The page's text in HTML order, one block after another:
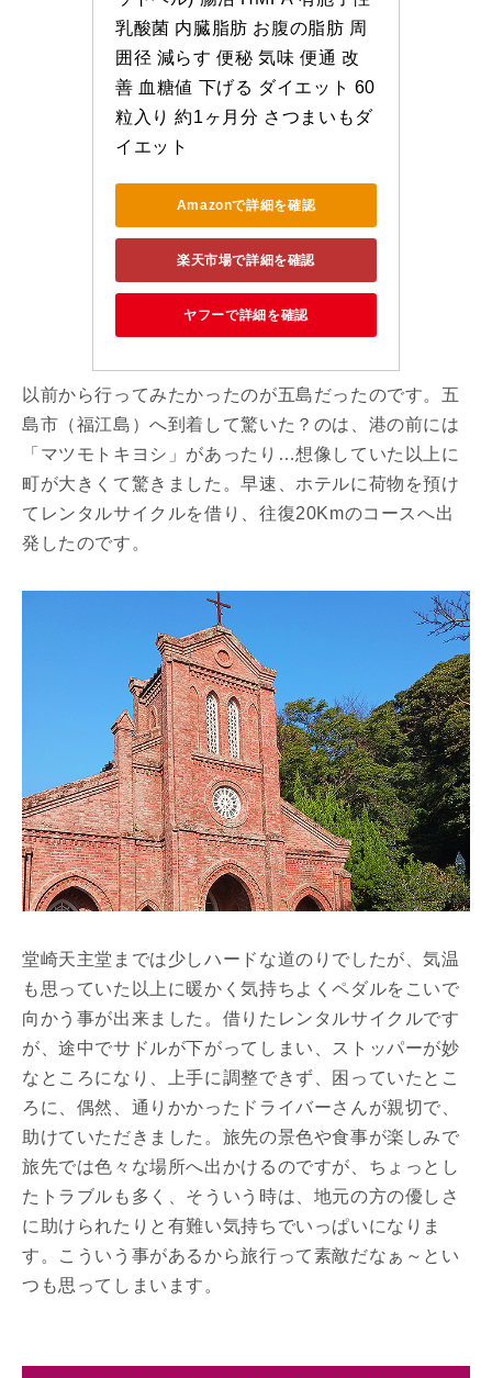
乳酸菌 内臓脂肪 お腹の脂肪 周
囲径 減らす 便秘 気味 便通 改
善 血糖値 下げる ダイエット 60
粒入り 約1ヶ月分 さつまいもダ
イエット
Amazonで詳細を確認
楽天市場で詳細を確認
ヤフーで詳細を確認
以前から行ってみたかったのが五島だったのです。五
島市（福江島）へ到着して驚いた？のは、港の前には
「マツモトキヨシ」があったり…想像していた以上に
町が大きくて驚きました。早速、ホテルに荷物を預け
てレンタルサイクルを借り、往復20Kmのコースへ出
発したのです。
堂崎天主堂までは少しハードな道のりでしたが、気温
も思っていた以上に暖かく気持ちよくペダルをこいで
向かう事が出来ました。借りたレンタルサイクルです
が、途中でサドルが下がってしまい、ストッパーが妙
なところになり、上手に調整できず、困っていたとこ
ろに、偶然、通りかかったドライバーさんが親切で、
助けていただきました。旅先の景色や食事が楽しみで
旅先では色々な場所へ出かけるのですが、ちょっとし
たトラブルも多く、そういう時は、地元の方の優しさ
に助けられたりと有難い気持ちでいっぱいになりま
す。こういう事があるから旅行って素敵だなぁ～とい
つも思ってしまいます。